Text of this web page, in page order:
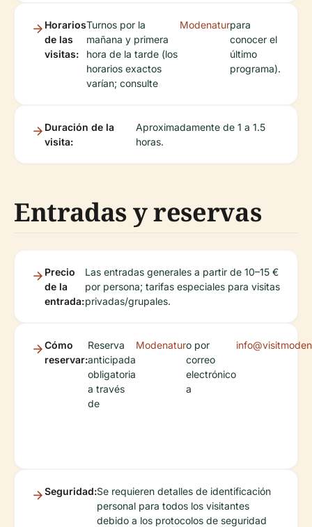
Horarios
de las
visitas:
Turnos por la
mañana y primera
hora de la tarde (los
horarios exactos
varían; consulte
Modenaturpara
conocer el
último
programa).
Duración de la
visita:
Aproximadamente de 1 a 1.5
horas.
Entradas y reservas
Precio
de la
entrada:
Las entradas generales a partir de 10–15 €
por persona; tarifas especiales para visitas
privadas/grupales.
Cómo
reservar:
Reserva
anticipada
obligatoria
a través
de
Modenaturo por
correo
electrónico
a
Seguridad:Se requieren detalles de identificación
personal para todos los visitantes
debido a los protocolos de seguridad